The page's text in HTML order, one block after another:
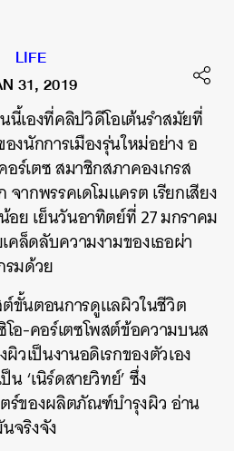
LIFE
31, 2019
นี้เองที่คลิปวิดีโอเต้นรำสมัยที่
งนักการเมืองรุ่นใหม่อย่าง อ
อร์เตซ สมาชิกสภาคองเกรส
จากพรรคเดโมแครต เรียกเสียง
อย เย็นวันอาทิตย์ที่ 27 มกราคม
คล็ดลับความงามของเธอผ่า
มด้วย
ขั้นตอนการดูแลผิวในชีวิต
โอ-คอร์เตซโพสต์ข้อความบนส
วเป็นงานอดิเรกของตัวเอง
น ‘เนิร์ดสายวิทย์’ ซึ่ง
ร์ของผลิตภัณฑ์บำรุงผิว อ่าน
จริงจัง